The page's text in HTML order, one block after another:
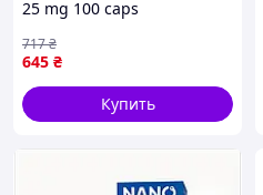
25 mg 100 caps
645 ₴
717₴
Купить